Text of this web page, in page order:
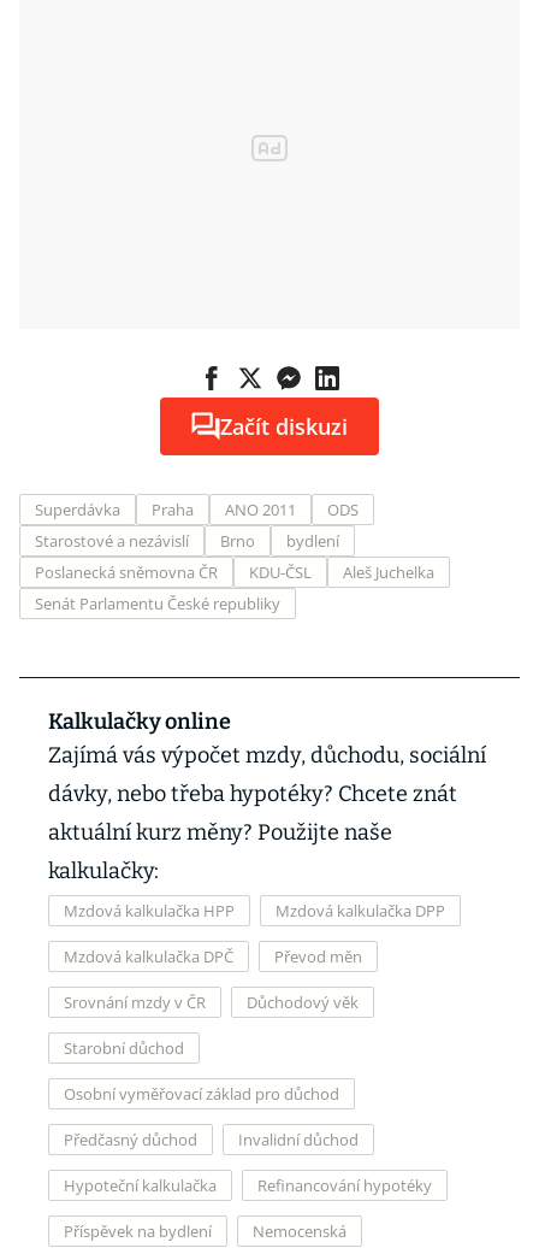
Začít diskuzi
Superdávka Praha ANO 2011
ODS
Starostové a nezávislí
Brno
bydlení
Poslanecká sněmovna ČR
KDU-ČSL
Aleš Juchelka
Senát Parlamentu České republiky
Kalkulačky online
Zajímá vás výpočet mzdy, důchodu, sociální
dávky, nebo třeba hypotéky? Chcete znát
aktuální kurz měny? Použijte naše
kalkulačky:
Mzdová kalkulačka HPP Mzdová kalkulačka DPP
Mzdová kalkulačka DPČ Převod měn
Srovnání mzdy v ČR Důchodový věk
Starobní důchod
Osobní vyměřovací základ pro důchod
Předčasný důchod Invalidní důchod
Hypoteční kalkulačka Refinancování hypotéky
Příspěvek na bydlení Nemocenská